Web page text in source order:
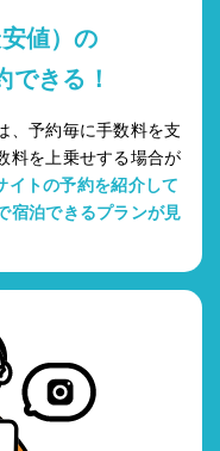
値）の
できる！
、予約毎に手数料を支
料を上乗せする場合が
イトの予約を紹介して
宿泊できるプランが見